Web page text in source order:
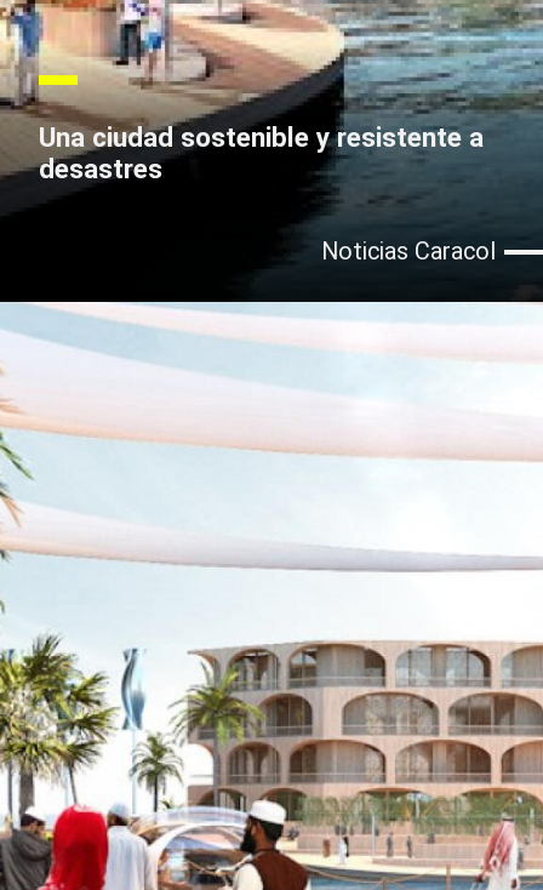
Una ciudad sostenible y resistente a
desastres
Noticias Caracol